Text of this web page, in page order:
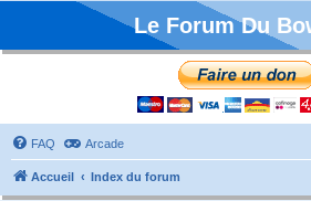
Le Forum Du
FAQ Arcade
Accueil Index du forum